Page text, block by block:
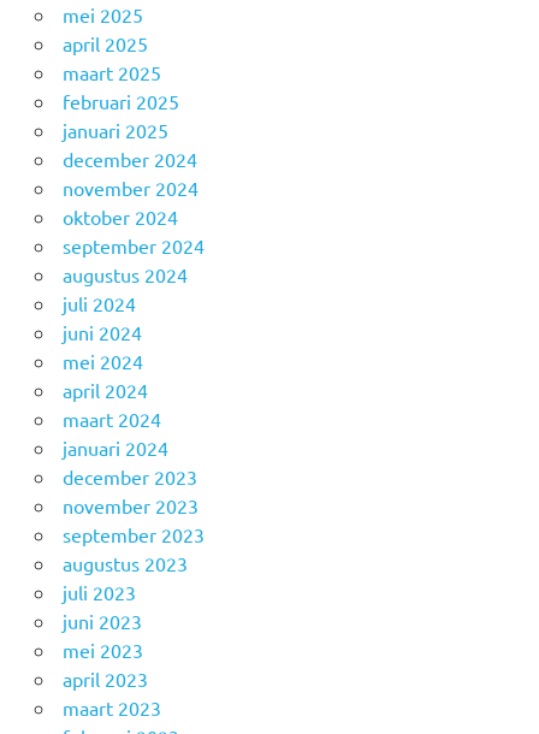
mei 2025
april 2025
maart 2025
februari 2025
januari 2025
december 2024
november 2024
oktober 2024
september 2024
augustus 2024
juli 2024
juni 2024
mei 2024
april 2024
maart 2024
januari 2024
december 2023
november 2023
september 2023
augustus 2023
juli 2023
juni 2023
mei 2023
april 2023
maart 2023